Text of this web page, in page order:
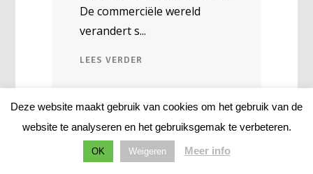
De commerciële wereld
verandert s
LEES VERDER
Deze website maakt gebruik van cookies om het gebruik van de
website te analyseren en het gebruiksgemak te verbeteren.
OK Weigeren Meer info